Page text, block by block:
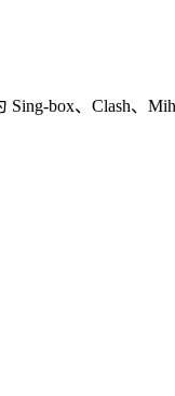
box、Clash、